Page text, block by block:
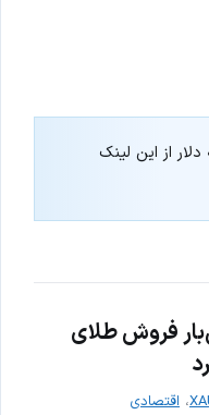
از این لینک
فروش طلای
، اقتصادی